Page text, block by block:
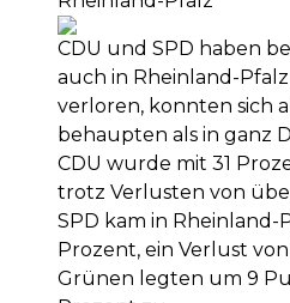
CDU und SPD haben
auch in Rheinland-
verloren, konnten sich
behaupten als in ganz
CDU wurde mit 31
trotz Verlusten von
SPD kam in Rheinland-
Prozent, ein Verlust
Grünen legten um 9